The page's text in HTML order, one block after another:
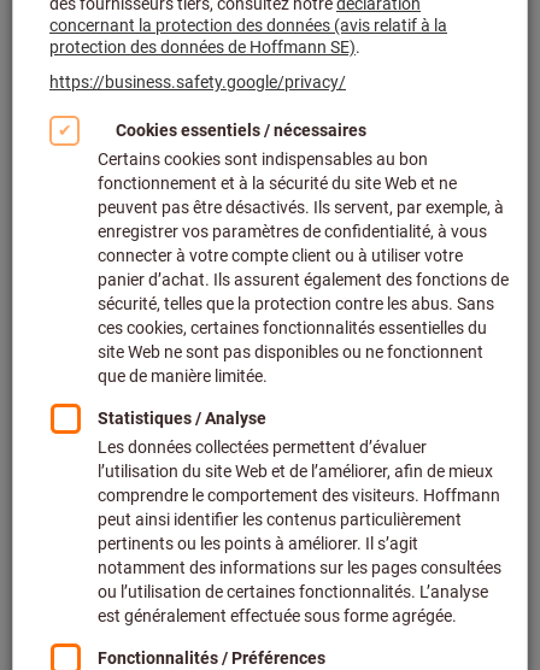
Cliquer pour agrandir l’image